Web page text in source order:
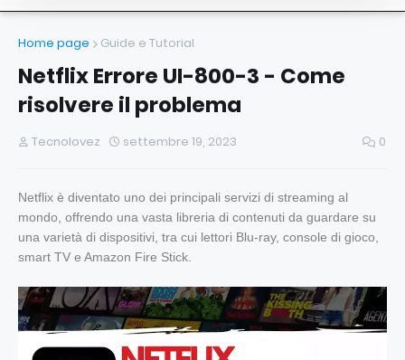
Home page Guide e Tutorial
Netflix Errore UI-800-3 - Come
risolvere il problema
Tecnolovez settembre 19, 2023 0
Netflix è diventato uno dei principali servizi di streaming al
mondo, offrendo una vasta libreria di contenuti da guardare su
una varietà di dispositivi, tra cui lettori Blu-ray, console di gioco,
smart TV e Amazon Fire Stick.